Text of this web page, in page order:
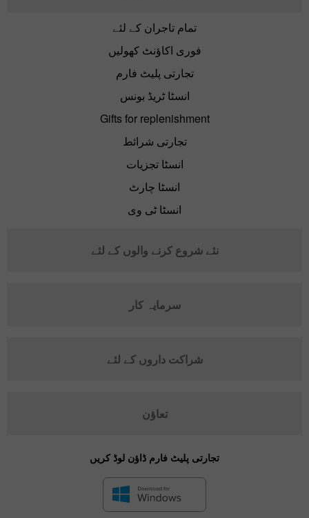
تمام تاجران کے لئے
فوری اکاؤنٹ کھولیں
تجارتی پلیٹ فارم
انسٹا ٹریڈ بونس
Gifts for replenishment
تجارتی شرائط
انسٹا تجزیات
انسٹا چارٹ
انسٹا ٹی وی
نئے شروع کرنے والوں کے لئے
سرمایہ کار
شراکت داروں کے لئے
تعاؤن
تجارتی پلیٹ فارم ڈاؤن لوڈ کریں